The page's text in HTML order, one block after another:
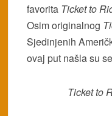
favorita Ticket to
Osim originalnog
Sjedinjenih
ovaj put našla su
Ticket to